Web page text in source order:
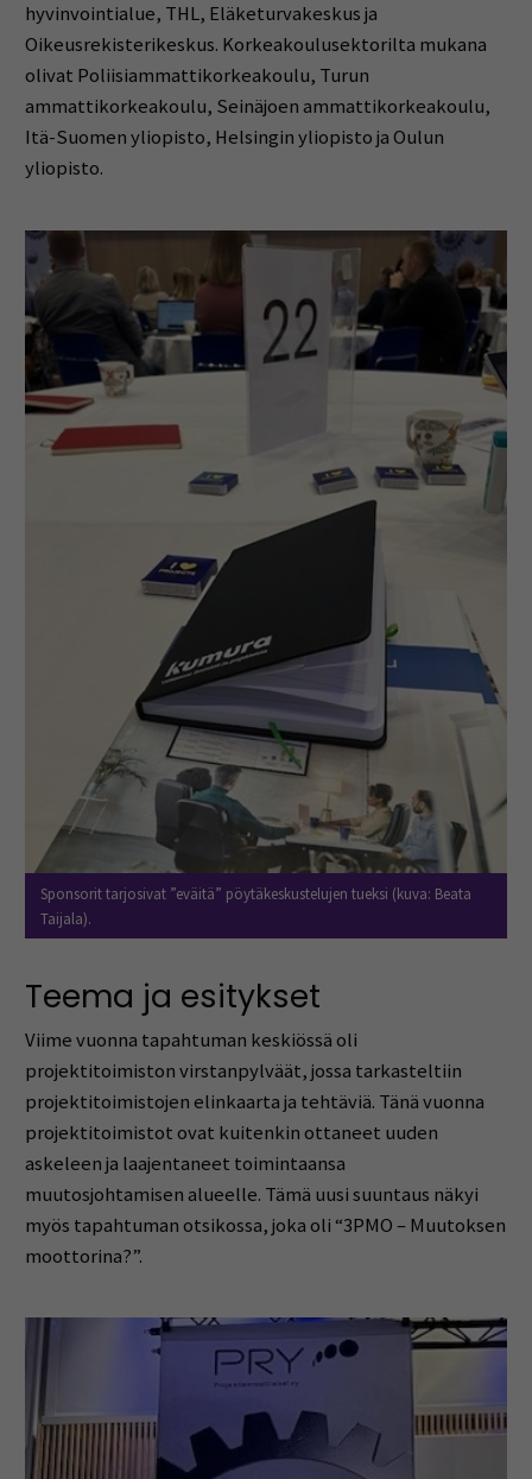
hyvinvointialue, THL, Eläketurvakeskus ja
Oikeusrekisterikeskus. Korkeakoulusektorilta mukana
olivat Poliisiammattikorkeakoulu, Turun
ammattikorkeakoulu, Seinäjoen ammattikorkeakoulu,
Itä-Suomen yliopisto, Helsingin yliopisto ja Oulun
yliopisto.
Sponsorit tarjosivat ”eväitä” pöytäkeskustelujen tueksi (kuva: Beata
Taijala).
Teema ja esitykset
Viime vuonna tapahtuman keskiössä oli
projektitoimiston virstanpylväät, jossa tarkasteltiin
projektitoimistojen elinkaarta ja tehtäviä. Tänä vuonna
projektitoimistot ovat kuitenkin ottaneet uuden
askeleen ja laajentaneet toimintaansa
muutosjohtamisen alueelle. Tämä uusi suuntaus näkyi
myös tapahtuman otsikossa, joka oli “3PMO – Muutoksen
moottorina?”.